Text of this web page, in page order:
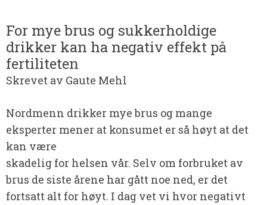
For mye brus og sukkerholdige
drikker kan ha negativ effekt på
fertiliteten
Skrevet av Gaute Mehl
Nordmenn drikker mye brus og mange
eksperter mener at konsumet er så høyt at det
kan være
skadelig for helsen vår. Selv om forbruket av
brus de siste årene har gått noe ned, er det
fortsatt alt for høyt. I dag vet vi hvor negativt